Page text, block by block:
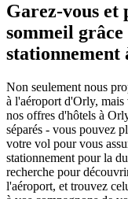
Garez-vous et
sommeil
Non seulement nous
à l'aéroport d'Orly, mais
nos offres d'hôtels à
séparés - vous pouvez
votre vol pour vous
stationnement pour la
recherche pour
l'aéroport, et trouvez